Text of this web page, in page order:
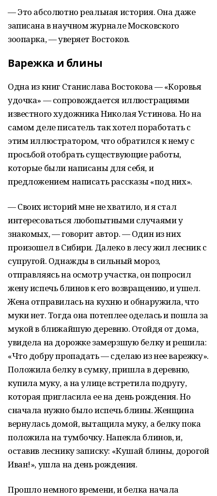
— Это абсолютно реальная история. Она даже
записана в научном журнале Московского
зоопарка, — уверяет Востоков.
Варежка и блины
Одна из книг Станислава Востокова — «Коровья
удочка» — сопровождается иллюстрациями
известного художника Николая Устинова. Но на
самом деле писатель так хотел поработать с
этим иллюстратором, что обратился к нему с
просьбой отобрать существующие работы,
которые были написаны для себя, и
предложением написать рассказы «под них».
— Своих историй мне не хватило, и я стал
интересоваться любопытными случаями у
знакомых, — говорит автор. — Один из них
произошел в Сибири. Далеко в лесу жил лесник с
супругой. Однажды в сильный мороз,
отправляясь на осмотр участка, он попросил
жену испечь блинов к его возвращению, и ушел.
Жена отправилась на кухню и обнаружила, что
муки нет. Тогда она потеплее оделась и пошла за
мукой в ближайшую деревню. Отойдя от дома,
увидела на дорожке замерзшую белку и решила:
«Что добру пропадать — сделаю из нее варежку».
Положила белку в сумку, пришла в деревню,
купила муку, а на улице встретила подругу,
которая пригласила ее на день рождения. Но
сначала нужно было испечь блины. Женщина
вернулась домой, вытащила муку, а белку пока
положила на тумбочку. Напекла блинов, и,
оставив леснику записку: «Кушай блины, дорогой
Иван!», ушла на день рождения.
Прошло немного времени, и белка начала